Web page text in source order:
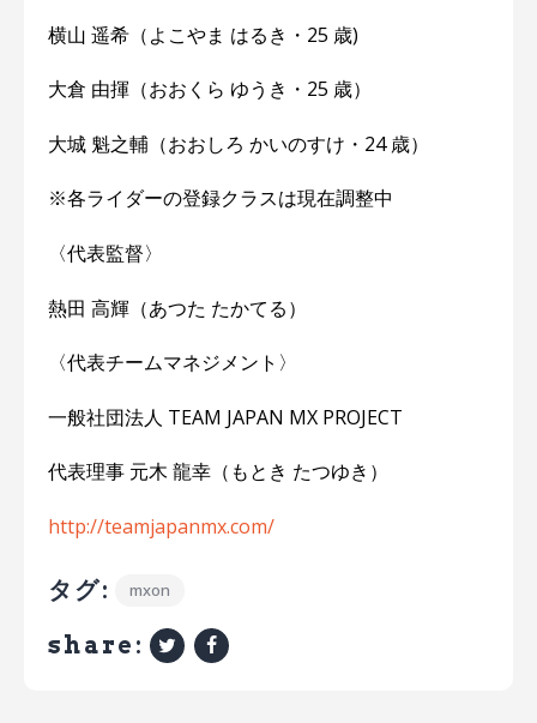
横山 遥希（よこやま はるき・25 歳)
大倉 由揮（おおくら ゆうき・25 歳）
大城 魁之輔（おおしろ かいのすけ・24 歳）
※各ライダーの登録クラスは現在調整中
〈代表監督〉
熱田 高輝（あつた たかてる）
〈代表チームマネジメント〉
一般社団法人 TEAM JAPAN MX PROJECT
代表理事 元木 龍幸（もとき たつゆき）
http://teamjapanmx.com/
タグ: mxon
share: